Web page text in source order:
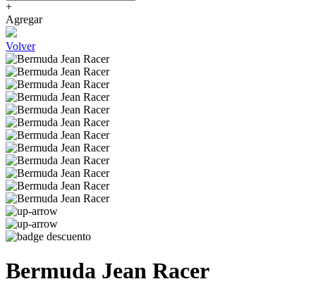
+
Agregar
Volver
Bermuda Jean Racer